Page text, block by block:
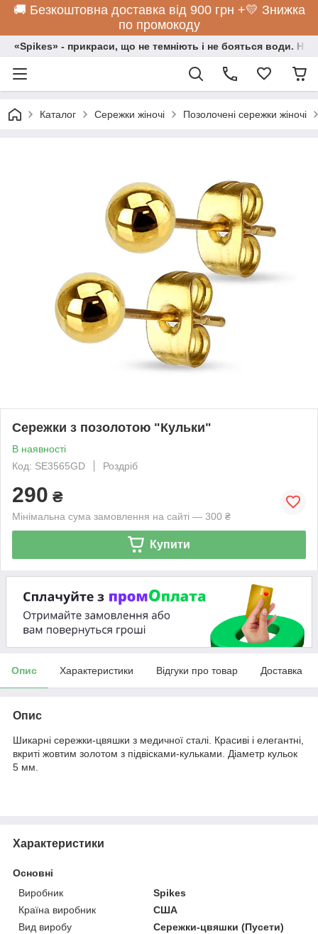
🚚 Безкоштовна доставка від 900 грн +💛 Знижка
по промокоду
«Spikes» - прикраси, що не темніють і не бояться води.
Каталог Сережки жіночі Позолочені сережки жіночі
Сережки з позолотою "Кульки"
В наявності
Код: SE3565GD
Роздріб
290 ₴
Мінімальна сума замовлення на сайті — 300 ₴
Купити
Опис Характеристики Відгуки про товар Доставка
Опис
Шикарні сережки-цвяшки з медичної сталі. Красиві і елегантні,
вкриті жовтим золотом з підвісками-кульками. Діаметр кульок
5 мм.
Характеристики
Основні
Виробник
Spikes
Країна виробник
США
Вид виробу
Сережки-цвяшки (Пусети)